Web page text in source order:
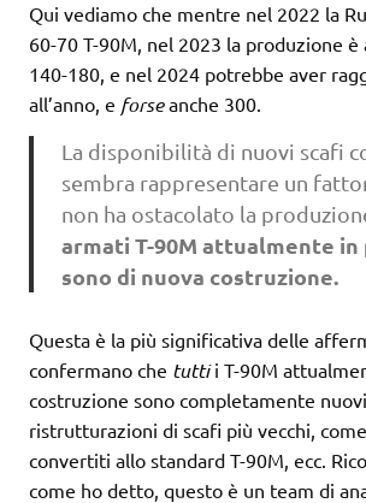
Qui vediamo che mentre nel 2022 la
60-70 T-90M, nel 2023 la produzione è
140-180, e nel 2024 potrebbe aver
all’anno, e forseanche 300.
La disponibilità di nuovi scafi
sembra rappresentare un
non ha ostacolato la
armati T-90M attualmente in
sono di nuova costruzione.
Questa è la più significativa delle
confermano che tuttii T-90M
costruzione sono completamente
ristrutturazioni di scafi più vecchi,
convertiti allo standard T-90M, ecc.
come ho detto, questo è un team di